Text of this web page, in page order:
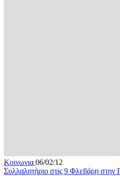
Κοινωνια 06/02/12
Συλλαλητήριο στις 9 Φλεβάρη στην